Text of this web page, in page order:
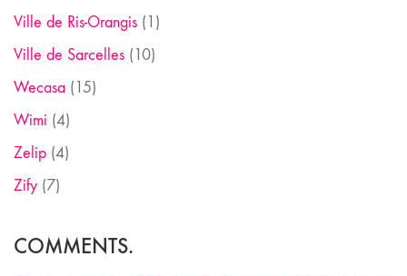
Ville de Ris-Orangis (1)
Ville de Sarcelles (10)
Wecasa (15)
Wimi (4)
Zelip (4)
Zify (7)
COMMENTS.